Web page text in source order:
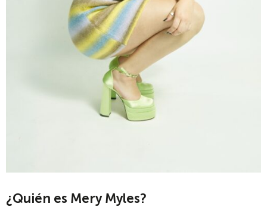
¿Quién es Mery Myles?